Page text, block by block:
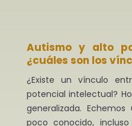
Autismo y alto
¿cuáles son los
¿Existe un vínculo
potencial intelectual?
generalizada.
poco conocido,